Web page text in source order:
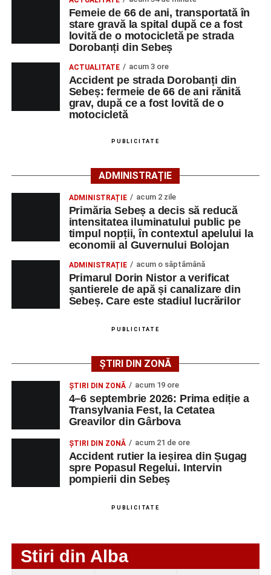
strada Dorobanți din Sebeș
Accident pe strada Dorobanți din Sebeș: fermeie
de 66 de ani rănită grav, după ce a fost lovită de o
motocicletă
4–6 septembrie 2026: Prima ediție a Transylvania
Fest, la Cetatea Greavilor din Gârbova
La locul accidentului intervine Detașamentul de Pompieri
Sebeș, cu o autospecială de stingere cu apă și spumă și
un echipaj de Terapie Intensivă Mobilă, pentru acordarea
primului ajutor medical și asigurarea măsurilor specifice.
Polițiștii s-au deplasat la fața locului pentru efectuarea
cercetărilor și stabilirea împrejurărilor exacte în care s-a
produs accidentul. De asemenea, aceștia acționează
66 ani, va fi transportată la UPU Alba Iulia”
Adaugă-ne ca sursă preferată
Urmărește-ne pe Google News
Ultimele știri din Sebeș
Femeie de 66 de ani, transportată în stare gravă la
strada Dorobanți din Sebeș
Accident pe strada Dorobanți din Sebeș: fermeie
de 66 de ani rănită grav, după ce a fost lovită de o
motocicletă
4–6 septembrie 2026: Prima ediție a Transylvania
Fest, la Cetatea Greavilor din Gârbova
Femeie de 66 de ani, transportată în
stare gravă la spital după ce a fost
lovită de o motocicletă pe strada
Dorobanți din Sebeș
ACTUALITATE acum 3 ore
Accident pe strada Dorobanți din
Sebeș: fermeie de 66 de ani rănită
grav, după ce a fost lovită de o
motocicletă
PUBLICITATE
ADMINISTRAȚIE
ADMINISTRAȚIE acum 2 zile
Primăria Sebeș a decis să reducă
intensitatea iluminatului public pe
timpul nopții, în contextul apelului la
economii al Guvernului Bolojan
ADMINISTRAȚIE acum o săptămână
Primarul Dorin Nistor a verificat
șantierele de apă și canalizare din
Sebeș. Care este stadiul lucrărilor
PUBLICITATE
ȘTIRI DIN ZONĂ
ȘTIRI DIN ZONĂ acum 19 ore
4–6 septembrie 2026: Prima ediție a
Transylvania Fest, la Cetatea
Greavilor din Gârbova
ȘTIRI DIN ZONĂ acum 21 de ore
Accident rutier la ieșirea din Șugag
spre Popasul Regelui. Intervin
pompierii din Sebeș
PUBLICITATE
Stiri din Alba